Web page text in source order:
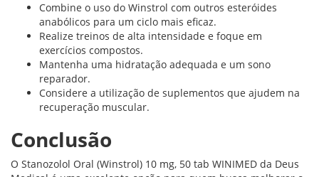
Combine o uso do Winstrol com outros esteróides
anabólicos para um ciclo mais eficaz.
Realize treinos de alta intensidade e foque em
exercícios compostos.
Mantenha uma hidratação adequada e um sono
reparador.
Considere a utilização de suplementos que ajudem na
recuperação muscular.
Conclusão
O Stanozolol Oral (Winstrol) 10 mg, 50 tab WINIMED da Deus